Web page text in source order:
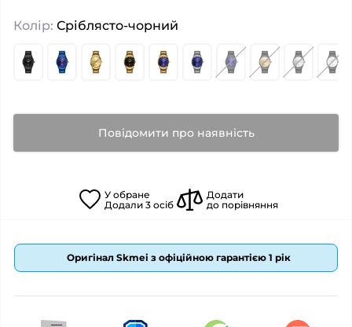
Колір: Сріблясто-чорний
Повідомити про наявність
У обране
Додали 3осіб
Додати
до порівняння
Оригінал Skmei з офіційною гарантією 1 рік